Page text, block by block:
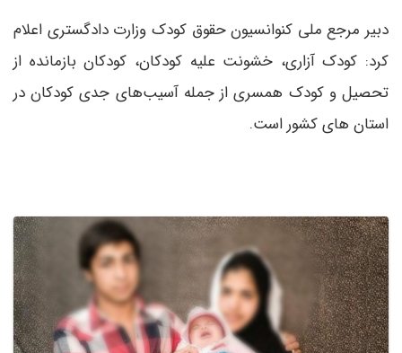
دبیر مرجع ملی کنوانسیون حقوق کودک وزارت دادگستری اعلام
کرد: کودک آزاری، خشونت علیه کودکان، کودکان بازمانده از
تحصیل و کودک همسری از جمله آسیب‌های جدی کودکان در
استان ‌های کشور است.